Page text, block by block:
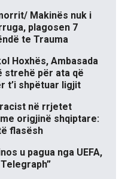
Makinës nuk i
plagosen 7
te Trauma
Hoxhës, Ambasada
strehë për ata që
t’i shpëtuar ligjit
racist në rrjetet
origjinë shqiptare:
flasësh
u pagua nga UEFA,